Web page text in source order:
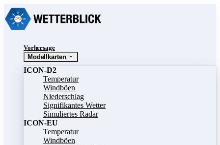
Vorhersage
Modellkarten
ICON-D2
Temperatur
Windböen
Niederschlag
Signifikantes Wetter
Simuliertes Radar
ICON-EU
Temperatur
Windböen